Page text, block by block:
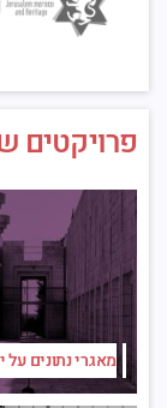
פרויקטים
מאגרי נתונים על